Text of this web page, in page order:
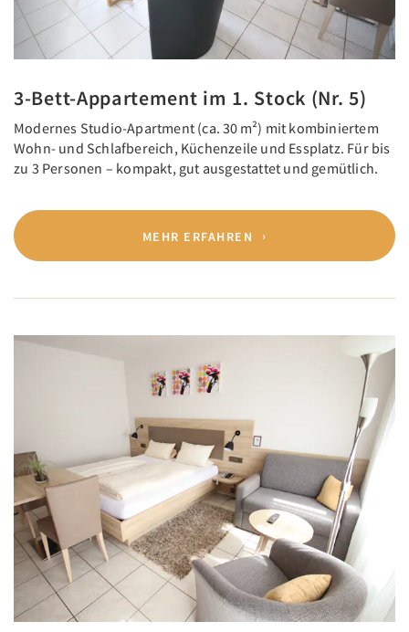
3-Bett-Appartement im 1. Stock (Nr. 5)
Modernes Studio-Apartment (ca. 30 m²) mit kombiniertem
Wohn- und Schlafbereich, Küchenzeile und Essplatz. Für bis
zu 3 Personen – kompakt, gut ausgestattet und gemütlich.
MEHR ERFAHREN